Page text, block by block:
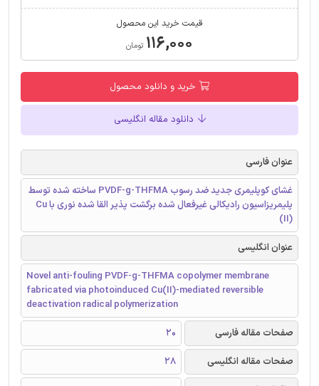
قیمت خرید این محصول
۱۱۶,۰۰۰ تومان
خرید و دانلود محصول
دانلود مقاله انگلیسی
عنوان فارسی
غشای کوپلیمری جدید ضد رسوب PVDF-g-THFMA ساخته شده توسط
پلیمریزاسیون رادیکالی غیرفعال شده برگشت پذیر القا شده نوری با Cu
(II)
عنوان انگلیسی
Novel anti-fouling PVDF-g-THFMA copolymer membrane
fabricated via photoinduced Cu(II)-mediated reversible
deactivation radical polymerization
صفحات مقاله فارسی
20
صفحات مقاله انگلیسی
28